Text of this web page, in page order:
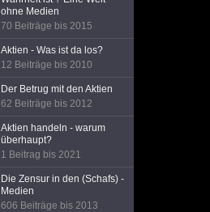
ohne Medien
70 Beiträge bis 2015
Aktien - Was ist da los?
12 Beiträge bis 2010
Der Betrug mit den Aktien
62 Beiträge bis 2012
Aktien handeln - warum
überhaupt?
1 Beitrag bis 2021
Die Zensur in den (Schafs) -
Medien
606 Beiträge bis 2013